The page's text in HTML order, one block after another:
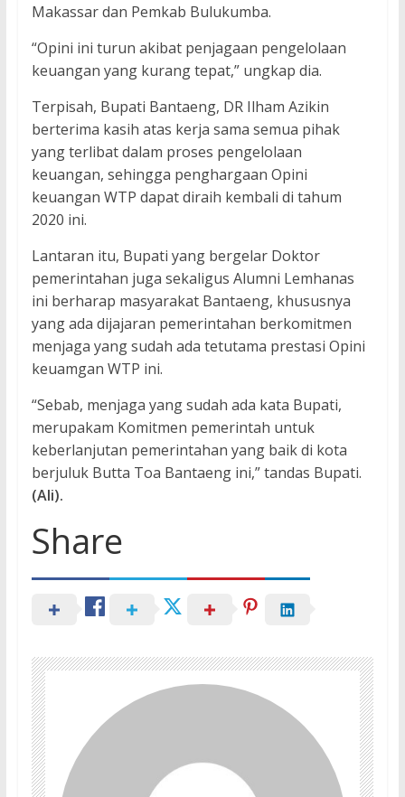
Makassar dan Pemkab Bulukumba.
“Opini ini turun akibat penjagaan pengelolaan
keuangan yang kurang tepat,” ungkap dia.
Terpisah, Bupati Bantaeng, DR Ilham Azikin
berterima kasih atas kerja sama semua pihak
yang terlibat dalam proses pengelolaan
keuangan, sehingga penghargaan Opini
keuangan WTP dapat diraih kembali di tahum
2020 ini.
Lantaran itu, Bupati yang bergelar Doktor
pemerintahan juga sekaligus Alumni Lemhanas
ini berharap masyarakat Bantaeng, khususnya
yang ada dijajaran pemerintahan berkomitmen
menjaga yang sudah ada tetutama prestasi Opini
keuamgan WTP ini.
“Sebab, menjaga yang sudah ada kata Bupati,
merupakam Komitmen pemerintah untuk
keberlanjutan pemerintahan yang baik di kota
berjuluk Butta Toa Bantaeng ini,” tandas Bupati.
(Ali).
Share